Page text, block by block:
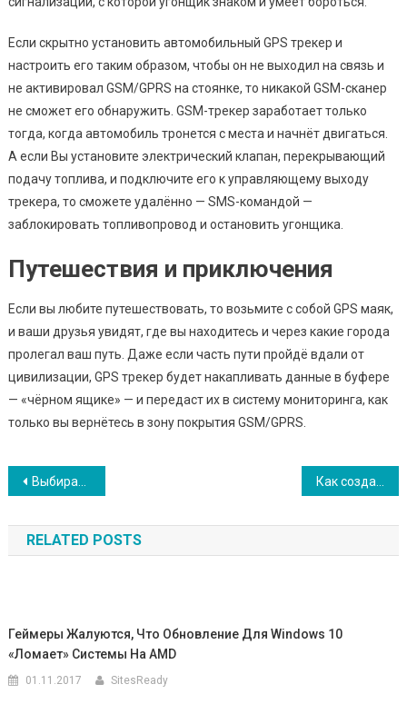
Если скрытно установить автомобильный GPS трекер и
настроить его таким образом, чтобы он не выходил на связь и
не активировал GSM/GPRS на стоянке, то никакой GSM-сканер
не сможет его обнаружить. GSM-трекер заработает только
тогда, когда автомобиль тронется с места и начнёт двигаться.
А если Вы установите электрический клапан, перекрывающий
подачу топлива, и подключите его к управляющему выходу
трекера, то сможете удалённо — SMS-командой —
заблокировать топливопровод и остановить угонщика.
Путешествия и приключения
Если вы любите путешествовать, то возьмите с собой GPS маяк,
и ваши друзья увидят, где вы находитесь и через какие города
пролегал ваш путь. Даже если часть пути пройдё вдали от
цивилизации, GPS трекер будет накапливать данные в буфере
— «чёрном ящике» — и передаст их в систему мониторинга, как
только вы вернётесь в зону покрытия GSM/GPRS.
Навигация
по
записям
Выбираем пул
RELATED POSTS
Геймеры Жалуются, Что Обновление Для Windows 10
«ломает» Системы На AMD
01.11.2017 SitesReady